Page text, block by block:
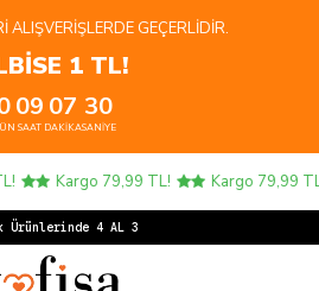
ALIŞVERIŞLERDE GEÇERLIDIR.
1 TL!
09
SAAT
07
DAKIKA
30
SANIYE
Kargo 79,99 TL! Kargo 79,99 TL!
4 AL 3 ÖDE